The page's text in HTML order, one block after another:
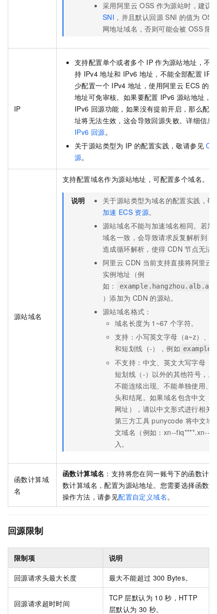
采用阿里云 OSS 作为源站时，建议
SNI ，并且默认回源 SNI 的值为
网地址域名，否则可能会被 OSS 限
IP
支持配置单个或者多个 IP 作为源站地址，不
持 IPv4 地址和 IPv6 地址，不能全部配置
少配置一个 IPv4 地址，使用阿里云 ECS 的
地址可免审核。如果要配置 IPv6 源站地址，
IPv6 回源功能，如果没有提前开启，那么配
址将无法生效，这会导致回源失败。详细信息
IPv6 回源。
关于源站类型为 IP 的配置实践，敬请参见
源。
源站域名
支持配置域名作为源站地址，可配置多个域名。
说明
关于源站类型为域名的配置实践，敬
加速 ECS 资源。
源站域名不能与加速域名相同。若加
域名一致，会导致请求反复解析到
造成循环解析，使得 CDN 节点无法
阿里云 CDN 当前支持直接将阿里云
实例地址（例
如：
）添加为 CDN 的源站。
源站域名格式：
域名长度为 1~67 个字符。
支持：小写英文字母（a~z）、
和短划线（-），例如
不支持：中文、英文大写字母（
短划线（-）以外的其他符号，
不能连续出现、不能单独使用、
头和结尾。如果域名包含中文（
网址），请以中文形式进行相关
第三方工具 punycode 将中文域
文域名（例如：xn--fiq****.xn--
入。
函数计算域
名
函数计算域名 ：支持将您在同一账号下的函数计
数计算域名，配置为源站地址。您需要选择函数
操作方法，请参见配置自定义域名。
回源限制
限制项 说明
回源请求头最大长度 最大不能超过 300 Bytes。
回源请求超时时间
TCP 层默认为 10 秒，HTTP
层默认为 30 秒。